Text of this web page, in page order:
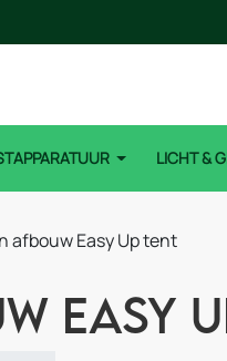
LICHT &
afbouw Easy Up tent
Easy